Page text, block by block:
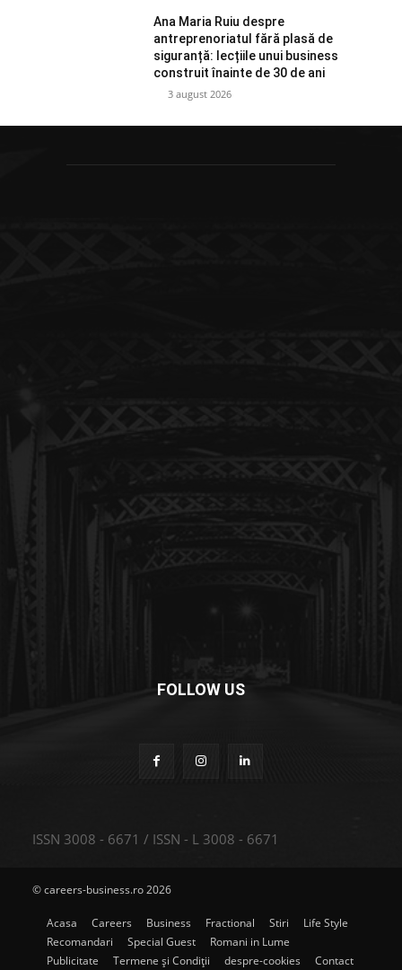
Ana Maria Ruiu despre
antreprenoriatul fără plasă de
siguranță: lecțiile unui business
construit înainte de 30 de ani
3 august 2026
FOLLOW US
ISSN 3008 - 6671 / ISSN - L 3008 - 6671
© careers-business.ro 2026
Acasa Careers Business Fractional Stiri
Life Style
Recomandari
Special Guest
Romani in Lume
Publicitate
Termene și Condiții despre-cookies Contact